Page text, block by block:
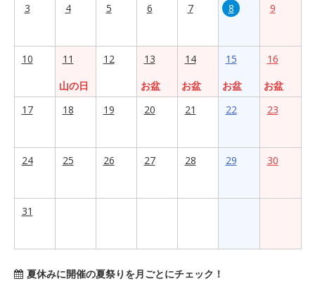
3 4 5 6 7 8 9
10
11
山の日
12
13
お盆
14
お盆
15
お盆
16
お盆
17
18 19 20 21 22 23
24 25 26 27 28 29 30
31
夏休みに開催の夏祭りを月ごとにチェック！